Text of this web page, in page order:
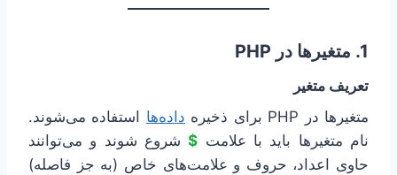
1. متغیرها در PHP
تعریف متغیر
متغیرها در PHP برای ذخیره
داده‌ها استفاده می‌شوند.
نام متغیرها باید با علامت $شروع شوند و می‌توانند
حاوی اعداد، حروف و علامت‌های خاص (به جز فاصله)